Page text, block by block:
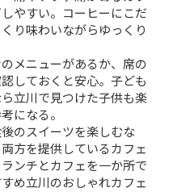
やすい。コーヒーにこだ
り味わいながらゆっくり
メニューがあるか、席の
しておくと安心。子ども
立川で見つけた子供も楽
になる。
のスイーツを楽しむな
方を提供しているカフェ
ンチとカフェを一か所で
め立川のおしゃれカフェ